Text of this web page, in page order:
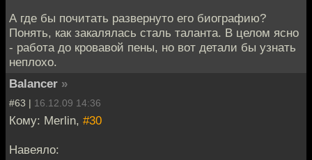
А где бы почитать развернуто его биографию?
Понять, как закалялась сталь таланта. В целом ясно
- работа до кровавой пены, но вот детали бы узнать
неплохо.
Balancer »
#63 | 16.12.09 14:36
Кому: Merlin, #30
Навеяло: